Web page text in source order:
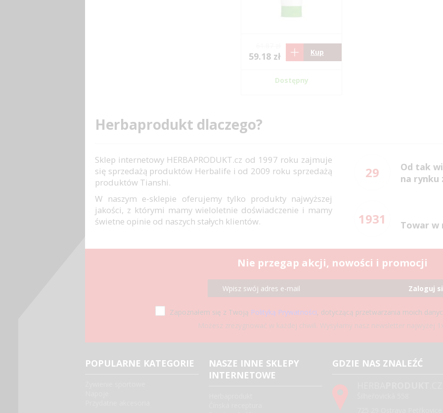
59.18 zł Kup
Dostępny
Herbaprodukt dlaczego?
Sklep internetowy HERBAPRODUKT.cz od 1997 roku zajmuje
się sprzedażą produktów Herbalife i od 2009 roku sprzedażą
produktów Tianshi.
W naszym e-sklepie oferujemy tylko produkty najwyższej
jakości, z którymi mamy wieloletnie doświadczenie i mamy
świetne opinie od naszych stałych klientów.
29
Od tak
na rynku
1931 Towar w
Nie przegap akcji, nowości i promocji
Zaloguj
Zapoznałem się z Twoją Polityką Prywatności, dotyczącą przetwarzania moich
Możesz zrezygnować w każdej chwili. Wysyłamy nasz newsletter najwyżej
POPULARNE KATEGORIE
NASZE INNE SKLEPY
INTERNETOWE
GDZIE NAS ZNALEŹĆ